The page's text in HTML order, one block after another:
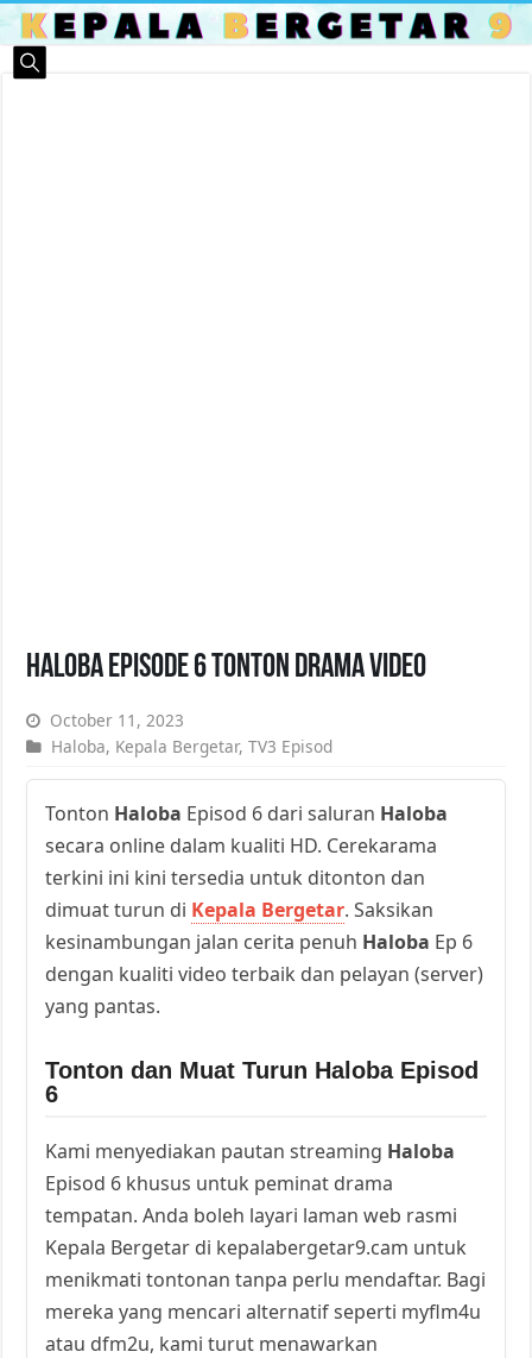
Haloba Episode 6 Tonton Drama Video
October 11, 2023
Haloba, Kepala Bergetar,TV3 Episod
Tonton Haloba Episod 6 dari saluran Haloba
secara online dalam kualiti HD. Cerekarama
terkini ini kini tersedia untuk ditonton dan
dimuat turun di Kepala Bergetar. Saksikan
kesinambungan jalan cerita penuh Haloba Ep 6
dengan kualiti video terbaik dan pelayan (server)
yang pantas.
Tonton dan Muat Turun Haloba Episod
6
Kami menyediakan pautan streaming Haloba
Episod 6 khusus untuk peminat drama
tempatan. Anda boleh layari laman web rasmi
Kepala Bergetar di kepalabergetar9.cam untuk
menikmati tontonan tanpa perlu mendaftar. Bagi
mereka yang mencari alternatif seperti myflm4u
atau dfm2u, kami turut menawarkan